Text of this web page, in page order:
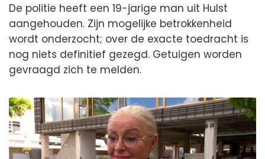
De politie heeft een 19-jarige man uit Hulst
aangehouden. Zijn mogelijke betrokkenheid
wordt onderzocht; over de exacte toedracht is
nog niets definitief gezegd. Getuigen worden
gevraagd zich te melden.